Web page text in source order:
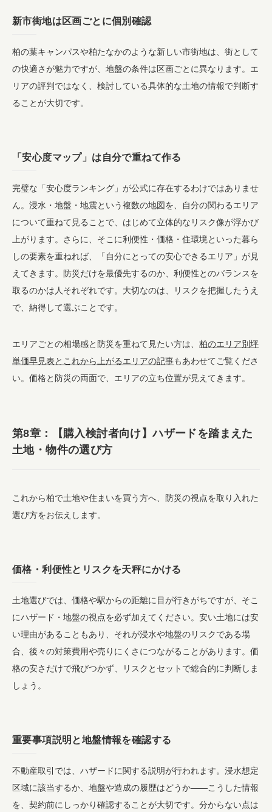
新市街地は区画ごとに個別確認
柏の葉キャンパスや柏たなかのような新しい市街地は、街として
の快適さが魅力ですが、地盤の条件は区画ごとに異なります。エ
リアの評判ではなく、検討している具体的な土地の情報で判断す
ることが大切です。
「安心度マップ」は自分で重ねて作る
完璧な「安心度ランキング」が公式に存在するわけではありませ
ん。浸水・地盤・地震という複数の地図を、自分の関わるエリア
について重ねて見ることで、はじめて立体的なリスク像が浮かび
上がります。さらに、そこに利便性・価格・住環境といった暮ら
しの要素を重ねれば、「自分にとっての安心できるエリア」が見
えてきます。防災だけを最優先するのか、利便性とのバランスを
取るのかは人それぞれです。大切なのは、リスクを把握したうえ
で、納得して選ぶことです。
エリアごとの相場感と防災を重ねて見たい方は、 柏のエリア別坪
単価早見表とこれから上がるエリアの記事もあわせてご覧くださ
い。価格と防災の両面で、エリアの立ち位置が見えてきます。
第8章：【購入検討者向け】ハザードを踏まえた
土地・物件の選び方
これから柏で土地や住まいを買う方へ、防災の視点を取り入れた
選び方をお伝えします。
価格・利便性とリスクを天秤にかける
土地選びでは、価格や駅からの距離に目が行きがちですが、そこ
にハザード・地盤の視点を必ず加えてください。安い土地には安
い理由があることもあり、それが浸水や地盤のリスクである場
合、後々の対策費用や売りにくさにつながることがあります。価
格の安さだけで飛びつかず、リスクとセットで総合的に判断しま
しょう。
重要事項説明と地盤情報を確認する
不動産取引では、ハザードに関する説明が行われます。浸水想定
区域に該当するか、地盤や造成の履歴はどうか――こうした情報
を、契約前にしっかり確認することが大切です。分からない点は